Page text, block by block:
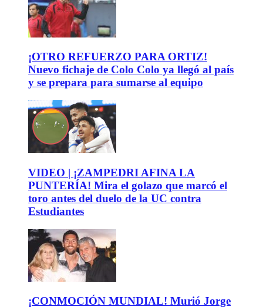
¡OTRO REFUERZO PARA ORTIZ!
Nuevo fichaje de Colo Colo ya llegó al país
y se prepara para sumarse al equipo
VIDEO | ¡ZAMPEDRI AFINA LA
PUNTERÍA! Mira el golazo que marcó el
toro antes del duelo de la UC contra
Estudiantes
¡CONMOCIÓN MUNDIAL! Murió Jorge